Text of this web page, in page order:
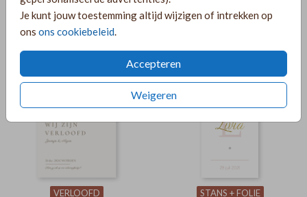
Je kunt jouw toestemming altijd wijzigen of intrekken op
ons ons cookiebeleid.
Accepteren
Weigeren
VORM + FOLIE
VERLOOFD STANS + FOLIE